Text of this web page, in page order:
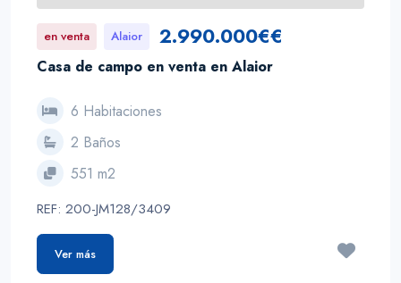
en venta Alaior 2.990.000€€
Casa de campo en venta en Alaior
6 Habitaciones
2 Baños
551 m2
REF: 200-JM128/3409
Ver más